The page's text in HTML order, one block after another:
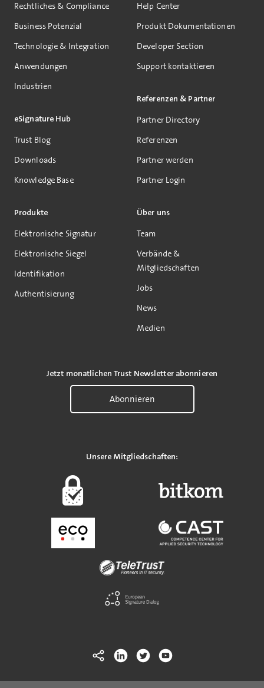
Rechtliches & Compliance
Business Potenzial
Technologie & Integration
Anwendungen
Industrien
eSignature Hub
Trust Blog
Downloads
Knowledge Base
Produkte
Elektronische Signatur
Elektronische Siegel
Identifikation
Authentisierung
Help Center
Produkt Dokumentationen
Developer Section
Support kontaktieren
Referenzen & Partner
Partner Directory
Referenzen
Partner werden
Partner Login
Über uns
Team
Verbände &
Mitgliedschaften
Jobs
News
Medien
Jetzt monatlichen Trust Newsletter abonnieren
Abonnieren
Unsere Mitgliedschaften: